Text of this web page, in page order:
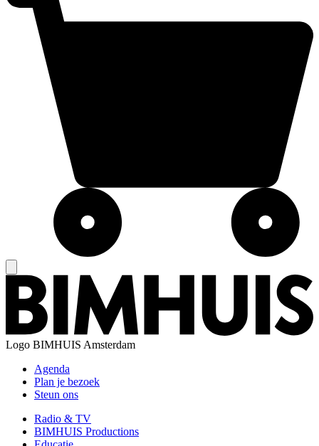
Logo BIMHUIS Amsterdam
Agenda
Plan je bezoek
Steun ons
Radio & TV
BIMHUIS Productions